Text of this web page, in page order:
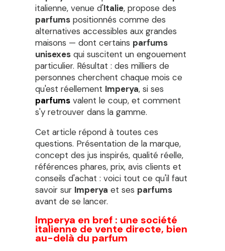
italienne, venue d'Italie, propose des
parfums positionnés comme des
alternatives accessibles aux grandes
maisons — dont certains parfums
unisexes qui suscitent un engouement
particulier. Résultat : des milliers de
personnes cherchent chaque mois ce
qu'est réellement Imperya, si ses
parfums valent le coup, et comment
s'y retrouver dans la gamme.
Cet article répond à toutes ces
questions. Présentation de la marque,
concept des jus inspirés, qualité réelle,
références phares, prix, avis clients et
conseils d'achat : voici tout ce qu'il faut
savoir sur Imperya et ses parfums
avant de se lancer.
Imperya en bref : une société
italienne de vente directe, bien
au-delà du parfum